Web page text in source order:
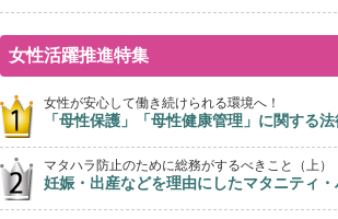
女性活躍推進特集
女性が安心して働き続けられる環境へ！
「母性保護」「母性健康管理」に関する
マタハラ防止のために総務がするべきこと（上）
妊娠・出産などを理由にしたマタニティ